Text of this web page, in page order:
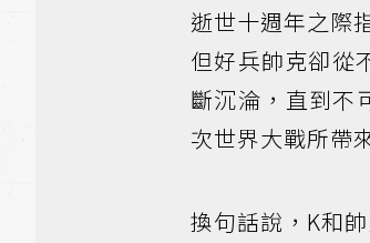
逝世十週年之際
但好兵帥克卻從
斷沉淪，直到不
次世界大戰所帶
換句話說，K和